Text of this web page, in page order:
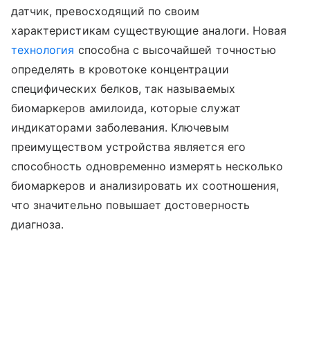
датчик, превосходящий по своим
характеристикам существующие аналоги. Новая
технология способна с высочайшей точностью
определять в кровотоке концентрации
специфических белков, так называемых
биомаркеров амилоида, которые служат
индикаторами заболевания. Ключевым
преимуществом устройства является его
способность одновременно измерять несколько
биомаркеров и анализировать их соотношения,
что значительно повышает достоверность
диагноза.